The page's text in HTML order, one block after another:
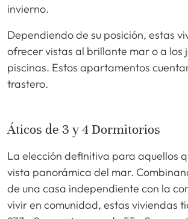
invierno.
Dependiendo de su posición, estas
ofrecer vistas al brillante mar o a los
piscinas. Estos apartamentos
trastero.
Áticos de 3 y 4 Dormitorios
La elección definitiva para aquellos
vista panorámica del mar.
de una casa independiente con la
vivir en comunidad, estas viviendas